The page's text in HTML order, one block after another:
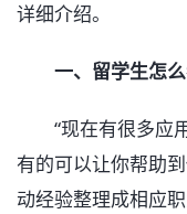
详细介绍。
一、留学生怎
“现在有很多应用
有的可以让你帮助
动经验整理成相应